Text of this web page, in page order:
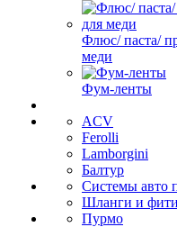
Флюс/ паста/
меди
Фум-ленты
ACV
Ferolli
Lamborgini
Балтур
Системы авто
Шланги и
Пурмо